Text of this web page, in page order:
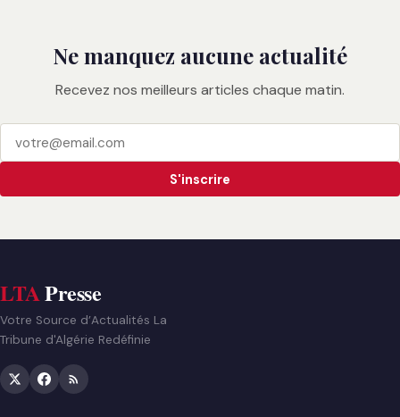
Ne manquez aucune actualité
Recevez nos meilleurs articles chaque matin.
S'inscrire
LTAPresse
Votre Source d’Actualités La
Tribune d'Algérie Redéfinie